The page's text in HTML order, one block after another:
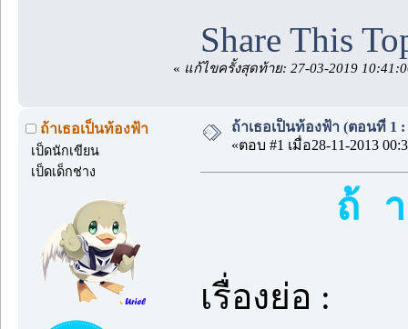
Share This
« แก้ไขครั้งสุดท้าย: 27-03-2019
ถ้าเธอเป็นท้องฟ้า
เป็ดนักเขียน
เป็ดเด็กช่าง
ถ้าเธอเป็นท้องฟ้า (ตอนที่ 1
«ตอบ #1 เมื่อ28-11-2013
ถ้
เรื่องย่อ :